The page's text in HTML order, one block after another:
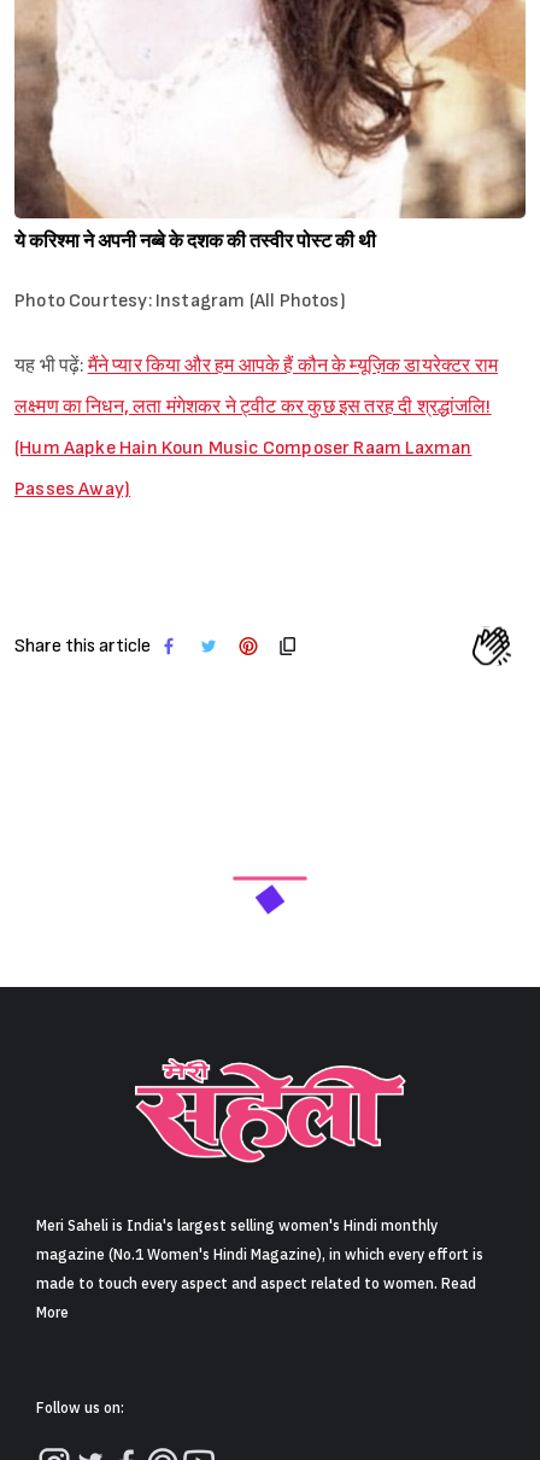
ये करिश्मा ने अपनी नब्बे के दशक की तस्वीर पोस्ट की थी
Photo Courtesy: Instagram (All Photos)
यह भी पढ़ें:मैंने प्यार किया और हम आपके हैं कौन के म्यूज़िक डायरेक्टर राम
लक्ष्मण का निधन, लता मंगेशकर ने ट्वीट कर कुछ इस तरह दी श्रद्धांजलि!
(Hum Aapke Hain Koun Music Composer Raam Laxman
Passes Away)
Share this article
Meri Saheli is India's largest selling women's Hindi monthly
magazine (No.1 Women's Hindi Magazine), in which every effort is
made to touch every aspect and aspect related to women. Read
More
Follow us on: